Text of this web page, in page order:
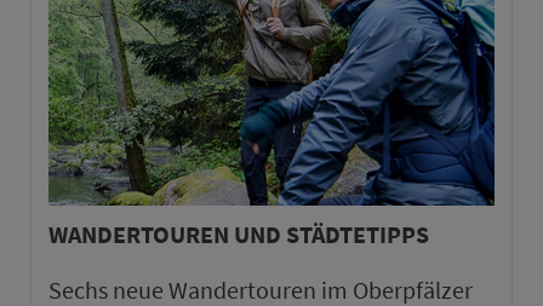
WANDERTOUREN UND STÄDTETIPPS
Sechs neue Wandertouren im Oberpfälzer